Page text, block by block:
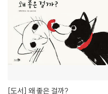
[도서] 왜 좋은 걸까?